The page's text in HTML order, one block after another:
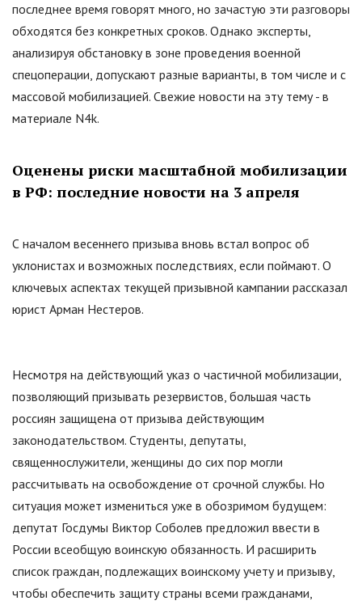
последнее время говорят много, но зачастую эти разговоры
обходятся без конкретных сроков. Однако эксперты,
анализируя обстановку в зоне проведения военной
спецоперации, допускают разные варианты, в том числе и с
массовой мобилизацией. Свежие новости на эту тему - в
материале N4k.
Оценены риски масштабной мобилизации
в РФ: последние новости на 3 апреля
С началом весеннего призыва вновь встал вопрос об
уклонистах и возможных последствиях, если поймают. О
ключевых аспектах текущей призывной кампании рассказал
юрист Арман Нестеров.
Несмотря на действующий указ о частичной мобилизации,
позволяющий призывать резервистов, большая часть
россиян защищена от призыва действующим
законодательством. Студенты, депутаты,
священнослужители, женщины до сих пор могли
рассчитывать на освобождение от срочной службы. Но
ситуация может измениться уже в обозримом будущем:
депутат Госдумы Виктор Соболев предложил ввести в
России всеобщую воинскую обязанность. И расширить
список граждан, подлежащих воинскому учету и призыву,
чтобы обеспечить защиту страны всеми гражданами,